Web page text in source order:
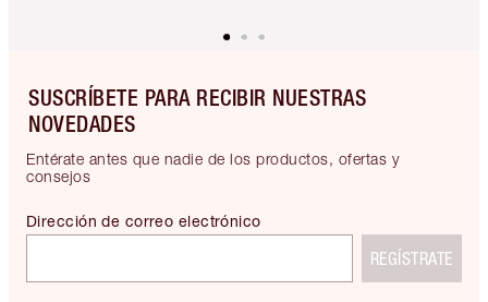
SUSCRÍBETE PARA RECIBIR NUESTRAS
NOVEDADES
Entérate antes que nadie de los productos, ofertas y
consejos
Dirección de correo electrónico
REGÍSTRATE